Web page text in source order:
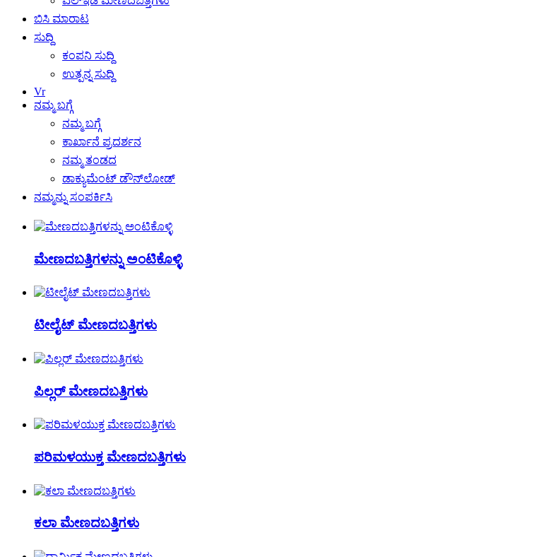
ಬಿಸಿ ಮಾರಾಟ
ಸುದ್ದಿ
ಕಂಪನಿ ಸುದ್ದಿ
ಉತ್ಪನ್ನ ಸುದ್ದಿ
Vr
ನಮ್ಮ ಬಗ್ಗೆ
ನಮ್ಮ ಬಗ್ಗೆ
ಕಾರ್ಖಾನೆ ಪ್ರದರ್ಶನ
ನಮ್ಮ ತಂಡದ
ಡಾಕ್ಯುಮೆಂಟ್ ಡೌನ್‌ಲೋಡ್
ನಮ್ಮನ್ನು ಸಂಪರ್ಕಿಸಿ
ಮೇಣದಬತ್ತಿಗಳನ್ನು ಅಂಟಿಕೊಳ್ಳಿ
ಟೀಲೈಟ್ ಮೇಣದಬತ್ತಿಗಳು
ಪಿಲ್ಲರ್ ಮೇಣದಬತ್ತಿಗಳು
ಪರಿಮಳಯುಕ್ತ ಮೇಣದಬತ್ತಿಗಳು
ಕಲಾ ಮೇಣದಬತ್ತಿಗಳು